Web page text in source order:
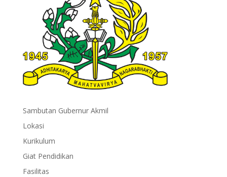
Sambutan Gubernur Akmil
Lokasi
Kurikulum
Giat Pendidikan
Fasilitas